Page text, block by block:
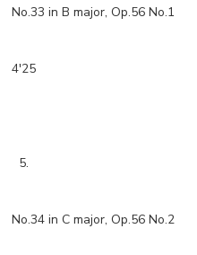
No.33 in B major, Op.56 No.1
4'25
5.
No.34 in C major, Op.56 No.2